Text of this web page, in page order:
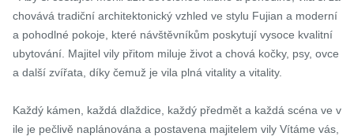
chovává tradiční architektonický vzhled ve stylu Fujian a moderní
a pohodlné pokoje, které návštěvníkům poskytují vysoce kvalitní
ubytování. Majitel vily přitom miluje život a chová kočky, psy, ovce
a další zvířata, díky čemuž je vila plná vitality a vitality.
Každý kámen, každá dlaždice, každý předmět a každá scéna ve v
ile je pečlivě naplánována a postavena majitelem vily Vítáme vás,